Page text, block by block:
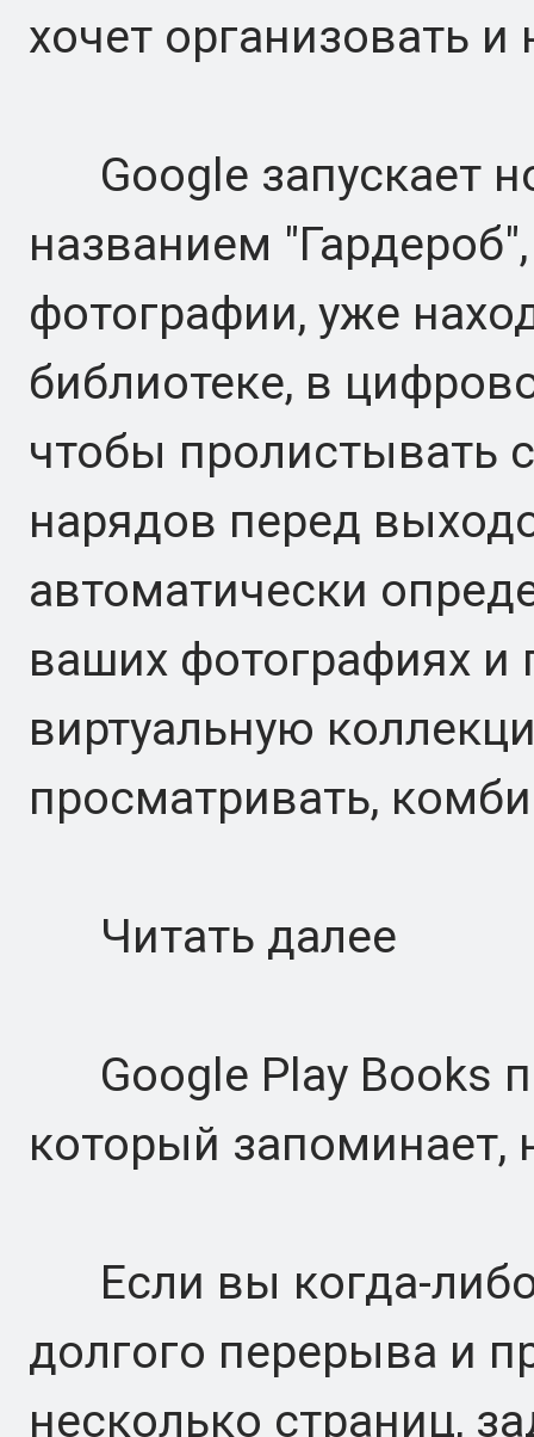
хочет организовать
Google запускает
названием
фотографии, уже
библиотеке, в
чтобы пролистывать
нарядов перед
автоматически
ваших фотографиях и
виртуальную
просматривать,
Читать далее
Google Play Books
который запоминает,
Если вы когда-либо
долгого перерыва и
несколько страниц,